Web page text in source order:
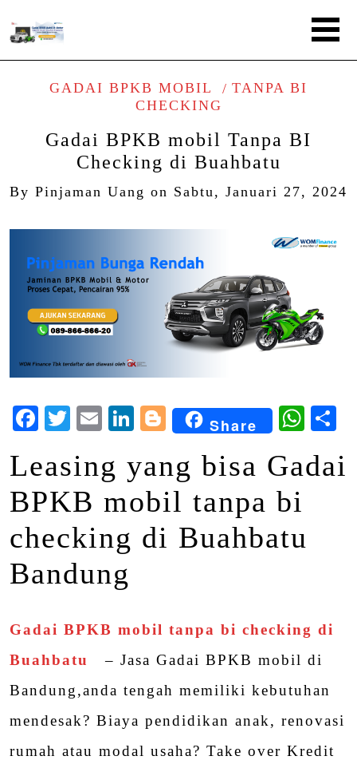
GADAI BPKB MOBIL
TANPA BI
CHECKING
Gadai BPKB mobil Tanpa BI
Checking di Buahbatu
By Pinjaman Uang on Sabtu, Januari 27, 2024
Facebook
Twitter
EmailLinkedIn
Blogger
Share
Leasing yang bisa Gadai
BPKB mobil tanpa bi
checking di Buahbatu
Bandung
Gadai BPKB mobil tanpa bi checking di
Buahbatu
– Jasa Gadai BPKB mobil di
Bandung,anda tengah memiliki kebutuhan
mendesak? Biaya pendidikan anak, renovasi
rumah atau modal usaha? Take over Kredit